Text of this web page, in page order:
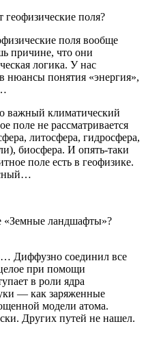
поля?
поля вообще
причине, что они
логика. У нас
нюансы понятия «энергия»,
важный климатический
поле не рассматривается
литосфера, гидросфера,
биосфера. И опять-таки
поле есть в геофизике.
«Земные ландшафты»?
Диффузно соединил все
при помощи
в роли ядра
— как заряженные
модели атома.
Других путей не нашел.